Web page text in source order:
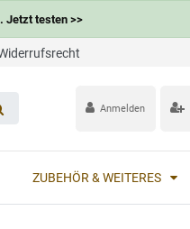
Jetzt testen >>
Anmelden
ZUBEHÖR & WEITERES